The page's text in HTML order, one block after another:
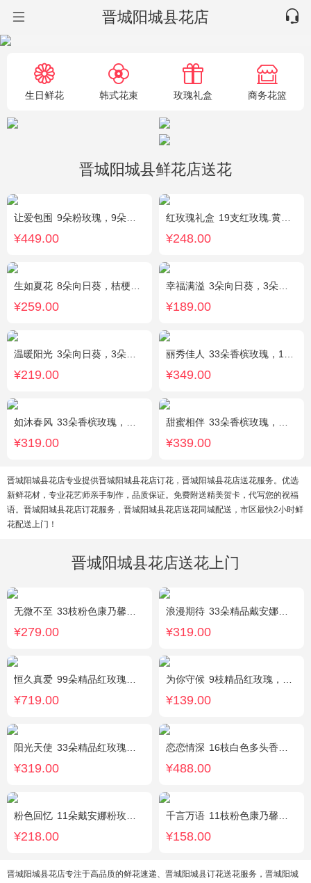
晋城阳城县花店
生日鲜花 韩式花束 玫瑰礼盒 商务花篮
晋城阳城县鲜花店送花
让爱包围 9朵粉玫瑰，9朵红玫瑰，7朵白玫瑰，7朵蓝玫瑰，7朵香槟玫瑰，满天星和绿草丰满外围，随机赠送两只公仔
¥449.00
红玫瑰礼盒 19支红玫瑰.黄英配花
¥248.00
生如夏花 8朵向日葵，桔梗、红豆、绿叶搭配
¥259.00
幸福满溢 3朵向日葵，3朵香槟玫瑰，配花、绿叶搭配
¥189.00
温暖阳光 3朵向日葵，3朵香槟玫瑰，1枝多头白百合，配花、配草搭配
¥219.00
丽秀佳人 33朵香槟玫瑰，1条灯带，桔梗、绿叶搭配
¥349.00
如沐春风 33朵香槟玫瑰，绿叶搭配
¥319.00
甜蜜相伴 33朵香槟玫瑰，配花、绿叶搭配
¥339.00
晋城阳城县花店专业提供晋城阳城县花店订花，晋城阳城县花店送花服务。优选
新鲜花材，专业花艺师亲手制作，品质保证。免费附送精美贺卡，代写您的祝福
语。晋城阳城县花店订花服务，晋城阳城县花店送花同城配送，市区最快2小时鲜
花配送上门！
晋城阳城县花店送花上门
无微不至 33枝粉色康乃馨，石竹梅围绕
¥279.00
浪漫期待 33朵精品戴安娜粉玫瑰，叶上黄金适量搭配。
¥319.00
恒久真爱 99朵精品红玫瑰，粉色相思梅丰满围边，搭配皇冠、黑色缎带装饰
¥719.00
为你守候 9枝精品红玫瑰，满天星、黄莺点缀，加可爱小熊1只。(小熊以实物为准)
¥139.00
阳光天使 33朵精品红玫瑰，外围搭配适量红色、粉色、白色石竹梅。
¥319.00
恋恋情深 16枝白色多头香水百合，黄莺点缀。
¥488.00
粉色回忆 11朵戴安娜粉玫瑰，尤加利间插，丰满搭配绿叶
¥218.00
千言万语 11枝粉色康乃馨，栀子叶间插丰满
¥158.00
晋城阳城县花店专注于高品质的鲜花速递、晋城阳城县订花送花服务，晋城阳城